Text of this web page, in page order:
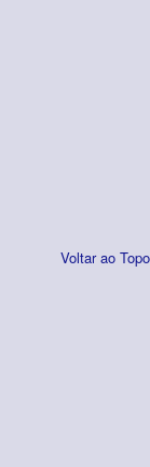
Voltar ao Topo